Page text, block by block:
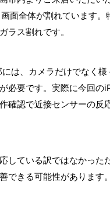
面全体が割れています。
ラス割れです。
は、カメラだけでなく様
必要です。実際に今回の
確認で近接センサーの反
している訳ではなかった
できる可能性があります。